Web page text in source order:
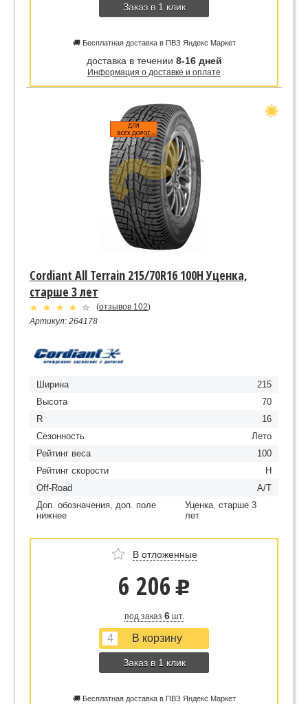
Заказ в 1 клик
🚚 Бесплатная доставка в ПВЗ Яндекс Маркет
доставка в течении 8-16 дней
Информация о доставке и оплате
Cordiant All Terrain 215/70R16 100H Уценка,
старше 3 лет
(отзывов 102)
Артикул: 264178
Ширина
215
Высота
70
R
16
Сезонность
Лето
Рейтинг веса
100
Рейтинг скорости
H
Off-Road
A/T
Доп. обозначения, доп. поле
нижнее
Уценка, старше 3
лет
В отложенные
6 206 u
под заказ 6шт.
Заказ в 1 клик
🚚 Бесплатная доставка в ПВЗ Яндекс Маркет